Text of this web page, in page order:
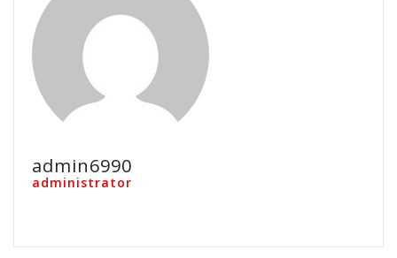
admin6990
administrator